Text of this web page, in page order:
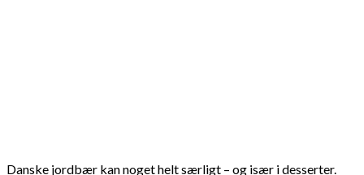
Danske jordbær kan noget helt særligt – og især i desserter.